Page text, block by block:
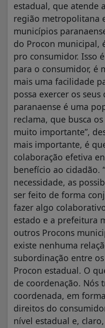
estadual, que atende
região metropolitana
municípios
do Procon municipal,
pro consumidor. Isso
para o consumidor, é
mais uma facilidade
possa exercer os
paranaense é uma
reclama, que busca
muito importante”,
mais importante, é
colaboração efetiva
benefício ao cidadão.
necessidade, as
ser feito de forma
fazer algo
estado e a prefeitura
outros Procons
existe nenhuma
subordinação entre
Procon estadual. O
de coordenação. Nós
coordenada, em
direitos do
nível estadual e,